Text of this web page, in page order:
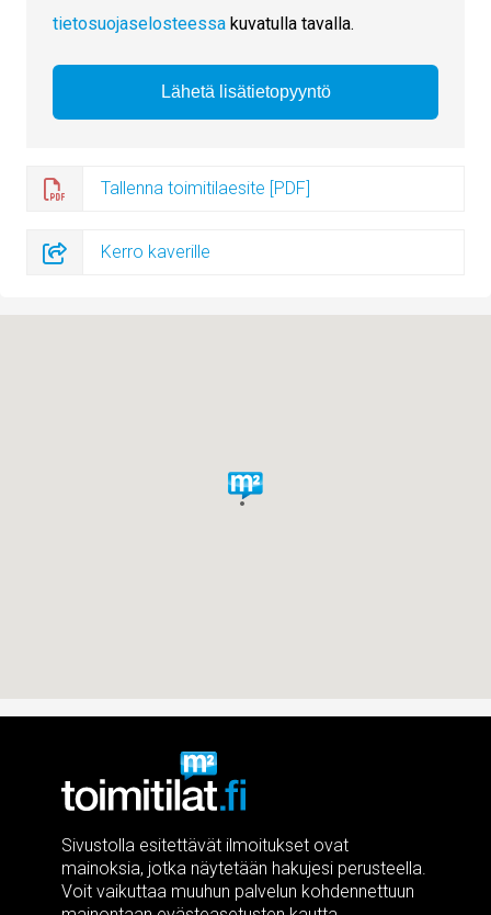
tietosuojaselosteessa kuvatulla tavalla.
Tallenna toimitilaesite [PDF]
Kerro kaverille
Sivustolla esitettävät ilmoitukset ovat
mainoksia, jotka näytetään hakujesi perusteella.
Voit vaikuttaa muuhun palvelun kohdennettuun